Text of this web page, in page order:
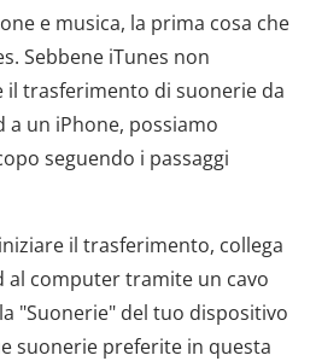
e musica, la prima cosa che
Sebbene iTunes non
trasferimento di suonerie da
un iPhone, possiamo
seguendo i passaggi
il trasferimento, collega
al computer tramite un cavo
"Suonerie" del tuo dispositivo
suonerie preferite in questa